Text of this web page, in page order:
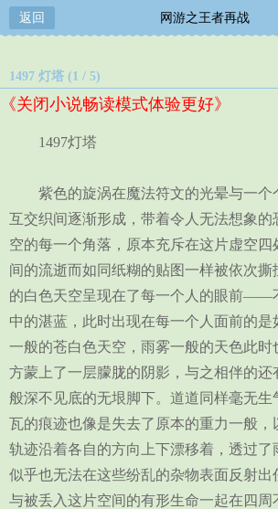
返回 网游之王者再战
1497 灯塔 (1 / 5)
《关闭小说畅读模式体验更好》
1497灯塔
紫色的旋涡在魔法符文的光晕与一个
互交织间逐渐形成，带着令人无法想象的
空的每一个角落，原本充斥在这片虚空四
间的流逝而如同纸糊的贴图一样被依次撕
的白色天空呈现在了每一个人的眼前——
中的湛蓝，此时出现在每一个人面前的是
一般的苍白色天空，雨雾一般的天色此时
方蒙上了一层朦胧的阴影，与之相伴的还
般深不见底的无垠脚下。道道同样毫无生
瓦的痕迹也像是失去了原本的重力一般，
轨迹沿着各自的方向上下漂移着，透过了
似乎也无法在这些纷乱的杂物表面反射出
与被丢入这片空间的有形生命一起在四周